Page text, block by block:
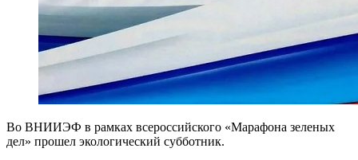
Во ВНИИЭФ в рамках всероссийского «Марафона зеленых
дел» прошел экологический субботник.